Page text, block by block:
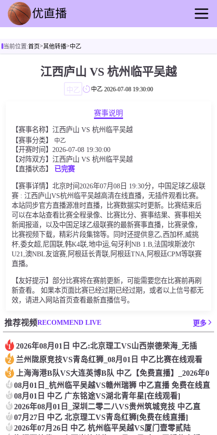
足球直播
其他转播
当前位置:首页>其他转播>中乙
江西庐山 VS 杭州临平吴越
中乙 中乙 2026-07-08 19:30:00
赛事说明
【赛事名称】江西庐山 VS 杭州临平吴越
【赛事分类】
中乙
【开赛时间】2026-07-08 19:30:00
【对阵双方】江西庐山 VS 杭州临平吴越
【直播状态】
已完赛
【赛事详情】北京时间2026年07月08日 19:30分，中国足球乙级联
赛 : 江西庐山VS杭州临平吴越高清在线直播，无插件观看比赛。
本站同步官方直播源准时直播，比赛数据实时更新。比赛结束后
可以在本站查看比赛全程录像、比赛比分、赛事结果、赛事相关
新闻报道，以及中国足球乙级联赛的最新赛事直播，比赛录像，
比赛视频下载，精彩片段集锦等。同时还提供意乙,西加杯,威挑
杯,委女超,尼国联,韩K4联,地中运,匈牙利NB 1.B,法国埃斯波尔
U21,澳NBL友谊赛,阿根廷长青联,阿根廷TNA,阿根廷CPM等联赛
直播。
【友好提示】部分比赛将在赛前更新，可能需要您在比赛前再刷
新查看。 如果本页面比赛已经过期已经过期，或者以上信号都无
效，请进入网站首页查看最新直播信号。
推荐视频RECOMMEND LIVE 更多
1 2026年08月01日 中乙:北京理工VS山西崇德荣海_无插
2 兰州陇原竞技VS青岛红狮_08月01日 中乙比赛在线观看
3 上海海港B队VS大连英博B队 中乙【免费直播】_2026年0
4 08月01日_杭州临平吴越VS赣州瑞狮 中乙直播 免费在线直
5 08月01日 中乙 广东铭途VS湖北青年星[在线观看]
6 2026年08月01日_深圳二零二八VS贵州筑城竞技 中乙直
7 07月27日 中乙 北京理工VS青岛红狮[免费在线直播]
8 2026年07月26日 中乙 杭州临平吴越VS厦门壹零贰陆